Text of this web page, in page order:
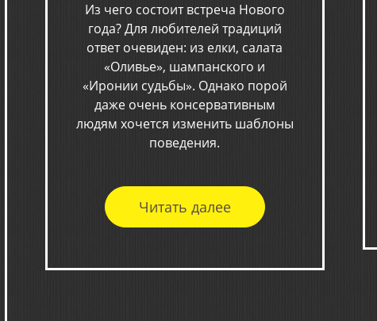
Из чего состоит встреча Нового
года? Для любителей традиций
ответ очевиден: из елки, салата
«Оливье», шампанского и
«Иронии судьбы». Однако порой
даже очень консервативным
людям хочется изменить шаблоны
поведения.
Читать далее